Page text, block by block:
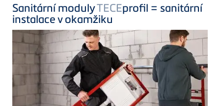
Sanitární modulyTECEprofil = sanitární
instalace v okamžiku